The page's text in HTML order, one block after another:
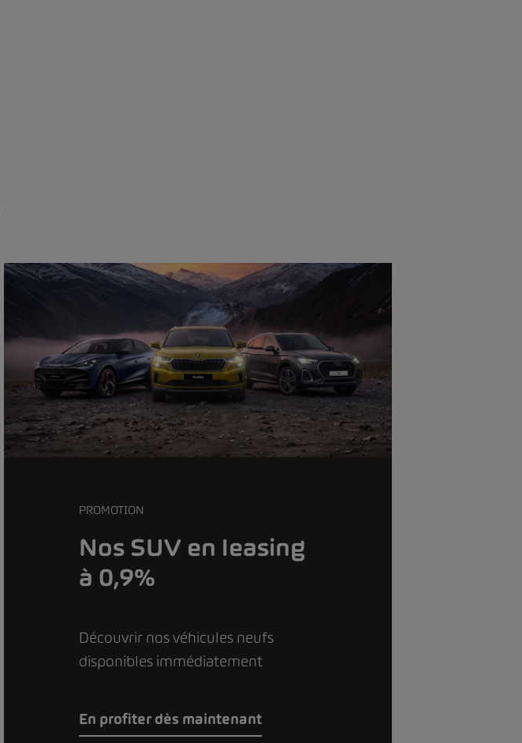
PROMOTION
Nos SUV en leasing
à 0,9%
Découvrir nos véhicules neufs
disponibles immédiatement
En profiter dès maintenant